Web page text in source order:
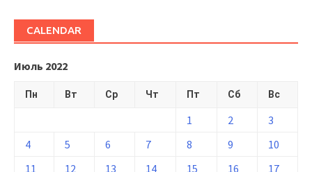
CALENDAR
Июль 2022
Пн Вт Ср Чт Пт Сб Вс
1 2
3
4
5 6 7 8 9
10
11
12 13 14 15 16
17